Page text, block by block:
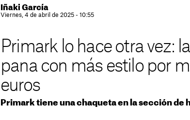
Iñaki García
Viernes, 4 de abril de 2025 - 10:55
Primark lo hace otra vez:
pana con más estilo por
euros
Primark tiene una chaqueta en la sección de